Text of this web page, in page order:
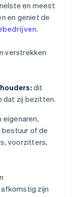
en meest
en geniet de
.
verstrekken
dit
dat zij bezitten.
eigenaren,
bestuur of de
voorzitters,
zijn